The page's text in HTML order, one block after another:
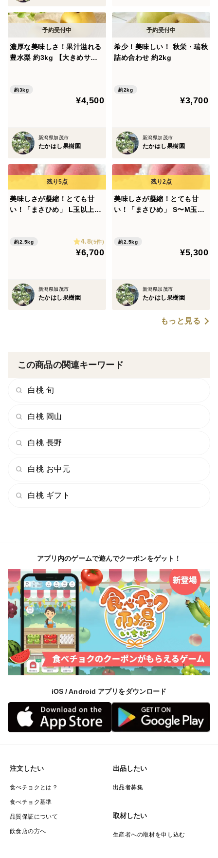
濃厚な美味しさ！果汁溢れる
豊水梨 約3kg 【大きめサイ
約3kg
¥4,500
新潟県加茂市
たかはし果樹園
希少！美味しい！ 秋栄・瑞秋
詰め合わせ 約2kg
約2kg
¥3,700
新潟県加茂市
たかはし果樹園
美味しさが凝縮！とても甘
い！「まさひめ」 L玉以上約
約2.5kg 4.8(5件)
¥6,700
新潟県加茂市
たかはし果樹園
美味しさが凝縮！とても甘
い！「まさひめ」 S〜M玉約
約2.5kg
¥5,300
新潟県加茂市
たかはし果樹園
もっと見る
この商品の関連キーワード
白桃 旬
白桃 岡山
白桃 長野
白桃 お中元
白桃 ギフト
アプリ内のゲームで遊んでクーポンをゲット！
iOS / Android アプリをダウンロード
注文したい
食べチョクとは？
食べチョク基準
品質保証について
飲食店の方へ
出品したい
出品者募集
取材したい
生産者への取材を申し込む